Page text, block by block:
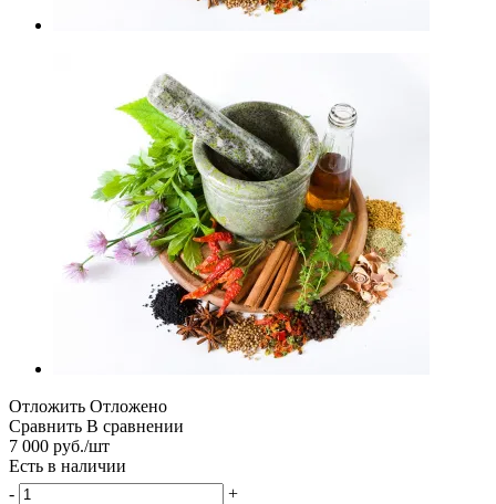
Отложить Отложено
Сравнить В сравнении
7 000 руб./шт
Есть в наличии
-
+